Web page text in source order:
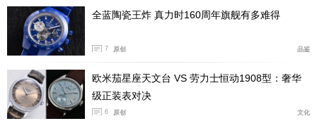
我们姑且称其为现代款超霸CK2998腕表，这只表与历
史原型的契合度非常高，同时又加入了更先进的材质和技
术。现代款超霸CK2998腕表采用精钢材质，表壳直径延
全蓝陶瓷王炸 真力时160周年旗舰有多难得
7 原创 品鉴
欧米茄星座天文台 VS 劳力士恒动1908型：奢华
级正装表对决
6 原创 文化